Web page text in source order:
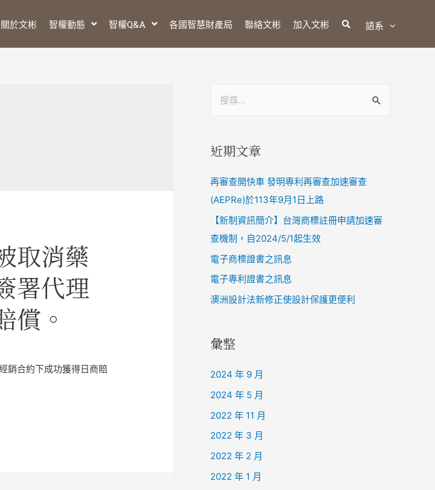
關於文彬 智權動態 智權Q&A 各國智慧財產局 聯絡文彬 加入文彬 語系
取消藥
署代理
償。
銷合約下成功獲得日商賠
近期文章
再審查開快車 發明專利再審查加速審查
(AEPRe)於113年9月1日上路
【新制資訊簡介】台灣商標註冊申請加速審
查機制，自2024/5/1起生效
電子商標證書之訊息
電子專利證書之訊息
澳洲設計法新修正使設計保護更便利
彙整
2024 年 9 月
2024 年 5 月
2022 年 11 月
2022 年 3 月
2022 年 2 月
2022 年 1 月